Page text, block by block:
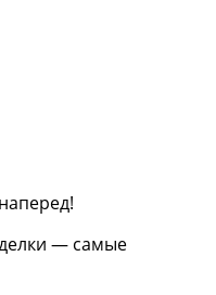
— самые